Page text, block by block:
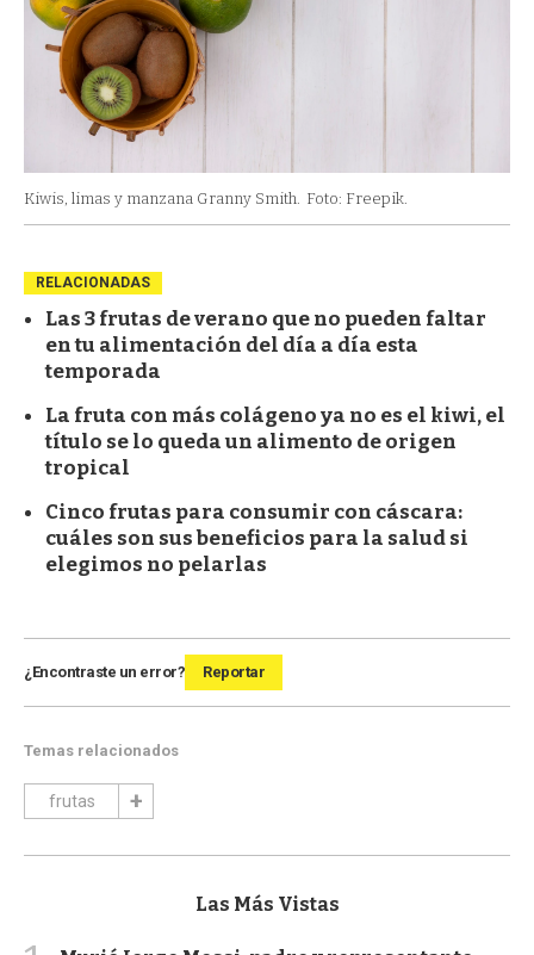
Kiwis, limas y manzana Granny Smith. Foto: Freepik.
RELACIONADAS
Las 3 frutas de verano que no pueden faltar
en tu alimentación del día a día esta
temporada
La fruta con más colágeno ya no es el kiwi, el
título se lo queda un alimento de origen
tropical
Cinco frutas para consumir con cáscara:
cuáles son sus beneficios para la salud si
elegimos no pelarlas
¿Encontraste un error? Reportar
Temas relacionados
frutas
Las Más Vistas